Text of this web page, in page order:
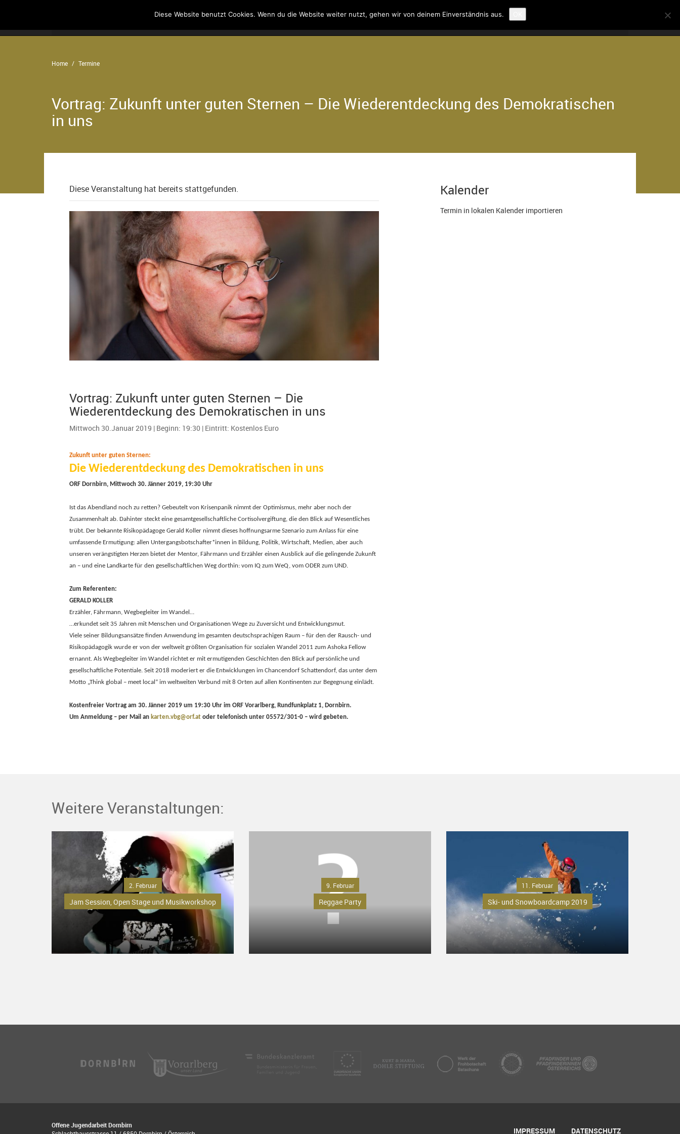
Der Verein Kontakt Suche
Home Termine
Vortrag: Zukunft unter guten Sternen – Die Wiederentdeckung des Demokratischen
in uns
Diese Veranstaltung hat bereits stattgefunden.
Vortrag: Zukunft unter guten Sternen – Die
Wiederentdeckung des Demokratischen in uns
Mittwoch 30.Januar 2019 | Beginn: 19:30 | Eintritt: Kostenlos Euro
Zukunft unter guten Sternen:
Die Wiederentdeckung des Demokratischen in uns
ORF Dornbirn, Mittwoch 30. Jänner 2019, 19:30 Uhr
Ist das Abendland noch zu retten? Gebeutelt von Krisenpanik nimmt der Optimismus, mehr aber noch der
Zusammenhalt ab. Dahinter steckt eine gesamtgesellschaftliche Cortisolvergiftung, die den Blick auf Wesentliches
trübt. Der bekannte Risikopädagoge Gerald Koller nimmt dieses hoffnungsarme Szenario zum Anlass für eine
umfassende Ermutigung: allen Untergangsbotschafter*innen in Bildung, Politik, Wirtschaft, Medien, aber auch
unseren verängstigten Herzen bietet der Mentor, Fährmann und Erzähler einen Ausblick auf die gelingende Zukunft
an – und eine Landkarte für den gesellschaftlichen Weg dorthin: vom IQ zum WeQ, vom ODER zum UND.
Zum Referenten:
GERALD KOLLER
Erzähler, Fährmann, Wegbegleiter im Wandel…
…erkundet seit 35 Jahren mit Menschen und Organisationen Wege zu Zuversicht und Entwicklungsmut.
Viele seiner Bildungsansätze finden Anwendung im gesamten deutschsprachigen Raum – für den der Rausch- und
Risikopädagogik wurde er von der weltweit größten Organisation für sozialen Wandel 2011 zum Ashoka Fellow
ernannt. Als Wegbegleiter im Wandel richtet er mit ermutigenden Geschichten den Blick auf persönliche und
gesellschaftliche Potentiale. Seit 2018 moderiert er die Entwicklungen im Chancendorf Schattendorf, das unter dem
Motto „Think global – meet local“ im weltweiten Verbund mit 8 Orten auf allen Kontinenten zur Begegnung einlädt.
Kostenfreier Vortrag am 30. Jänner 2019 um 19:30 Uhr im ORF Vorarlberg, Rundfunkplatz 1, Dornbirn.
Um Anmeldung – per Mail an karten.vbg@orf.at oder telefonisch unter 05572/301-0 – wird gebeten.
Kalender
Termin in lokalen Kalender importieren
Weitere Veranstaltungen:
2. Februar
Jam Session, Open Stage und Musikworkshop
9. Februar
Reggae Party
11. Februar
Ski- und Snowboardcamp 2019
Offene Jugendarbeit Dornbirn
IMPRESSUM DATENSCHUTZ
Diese Website benutzt Cookies. Wenn du die Website weiter nutzt, gehen wir von deinem Einverständnis aus.